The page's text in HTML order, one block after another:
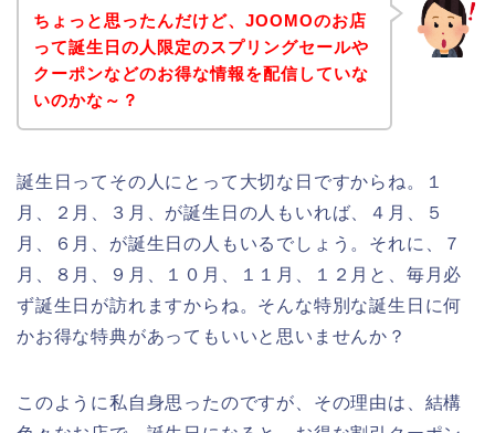
ちょっと思ったんだけど、JOOMOのお店
って誕生日の人限定のスプリングセールや
クーポンなどのお得な情報を配信していな
いのかな～？
誕生日ってその人にとって大切な日ですからね。１
月、２月、３月、が誕生日の人もいれば、４月、５
月、６月、が誕生日の人もいるでしょう。それに、７
月、８月、９月、１０月、１１月、１２月と、毎月必
ず誕生日が訪れますからね。そんな特別な誕生日に何
かお得な特典があってもいいと思いませんか？
このように私自身思ったのですが、その理由は、結構